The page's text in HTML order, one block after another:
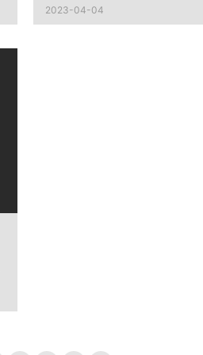
一个优秀的品牌、包装设计能...
2023-04-04